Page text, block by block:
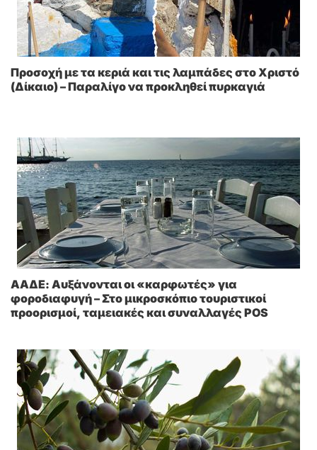
Προσοχή με τα κεριά και τις λαμπάδες στο Χριστό
(Δίκαιο) – Παραλίγο να προκληθεί πυρκαγιά
ΑΑΔΕ: Αυξάνονται οι «καρφωτές» για
φοροδιαφυγή – Στο μικροσκόπιο τουριστικοί
προορισμοί, ταμειακές και συναλλαγές POS